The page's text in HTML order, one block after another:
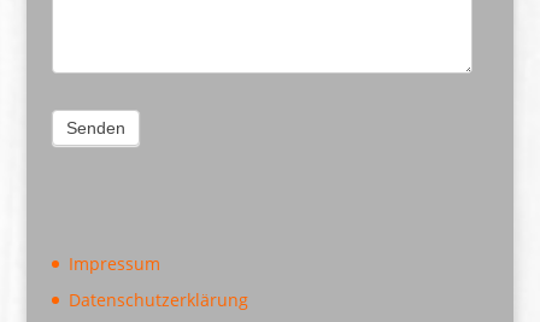
Impressum
Datenschutzerklärung